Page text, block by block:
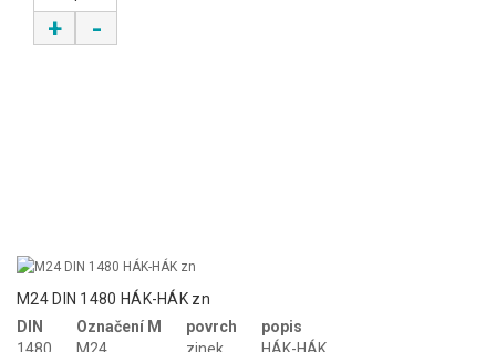
+ -
M24 DIN 1480 HÁK-HÁK zn
DIN
1480
Označení M
M24
povrch
zinek
popis
HÁK-HÁK